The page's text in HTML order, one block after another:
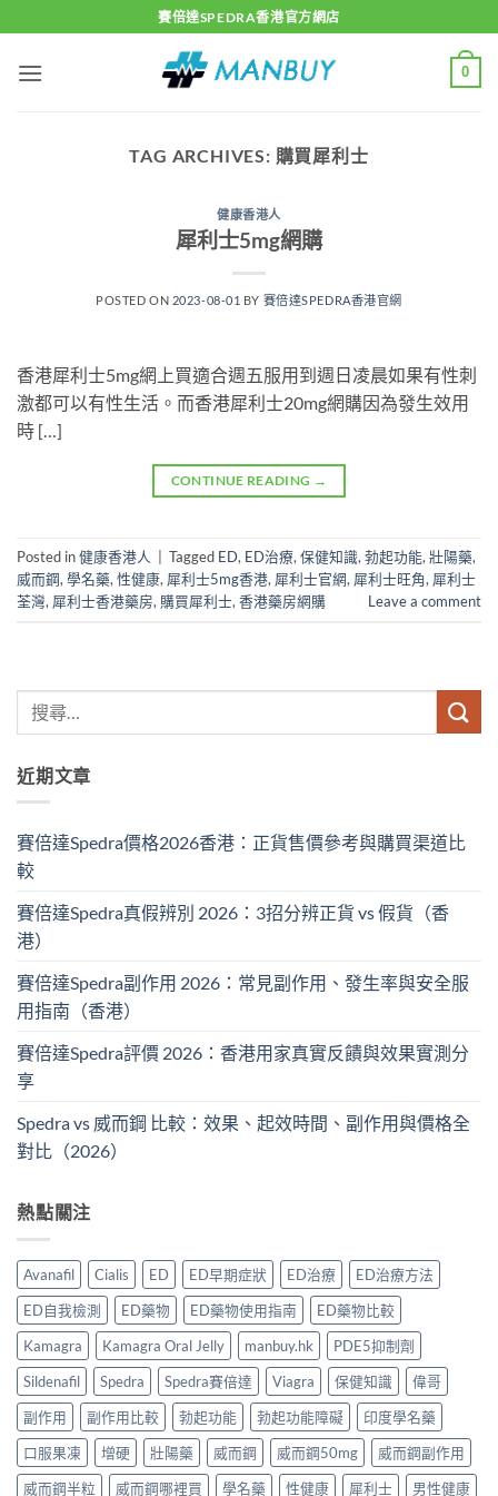
to
content
賽倍達SPEDRA香港官方網店
0
TAG ARCHIVES: 購買犀利士
健康香港人
犀利士5mg網購
POSTED ON 2023-08-01 BY 賽倍達SPEDRA香港官網
香港犀利士5mg網上買適合週五服用到週日凌晨如果有性刺
激都可以有性生活。而香港犀利士20mg網購因為發生效用
時 […]
CONTINUE READING →
Posted in健康香港人 Tagged ED, ED治療, 保健知識, 勃起功能, 壯陽藥,
威而鋼, 學名藥, 性健康, 犀利士5mg香港, 犀利士官網, 犀利士旺角, 犀利士
荃灣, 犀利士香港藥房, 購買犀利士, 香港藥房網購 Leave a comment
近期文章
賽倍達Spedra價格2026香港：正貨售價參考與購買渠道比
較
賽倍達Spedra真假辨別 2026：3招分辨正貨 vs 假貨（香
港）
賽倍達Spedra副作用 2026：常見副作用、發生率與安全服
用指南（香港）
賽倍達Spedra評價 2026：香港用家真實反饋與效果實測分
享
Spedra vs 威而鋼 比較：效果、起效時間、副作用與價格全
對比（2026）
熱點關注
Avanafil Cialis ED ED早期症狀 ED治療
ED治療方法
ED自我檢測
ED藥物 ED藥物使用指南
ED藥物比較
Kamagra
Kamagra Oral Jelly manbuy.hk
PDE5抑制劑
Sildenafil
Spedra Spedra賽倍達 Viagra 保健知識
偉哥
副作用
副作用比較 勃起功能 勃起功能障礙
印度學名藥
口服果凍
增硬 壯陽藥 威而鋼 威而鋼50mg
威而鋼副作用
威而鋼半粒
威而鋼哪裡買 學名藥 性健康 犀利士 男性健康